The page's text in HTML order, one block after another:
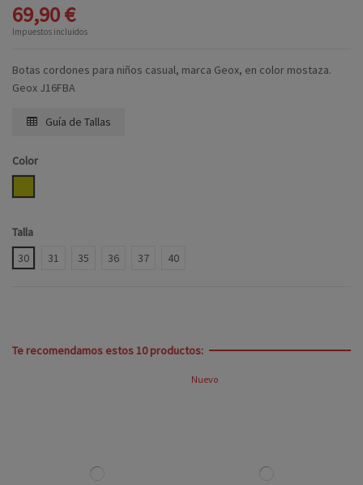
69,90 €
Impuestos incluidos
Botas cordones para niños casual, marca Geox, en color mostaza.
Geox J16FBA
Guía de Tallas
Color
Talla
30
31 35 36 37 40
Te recomendamos estos 10 productos:
Nuevo